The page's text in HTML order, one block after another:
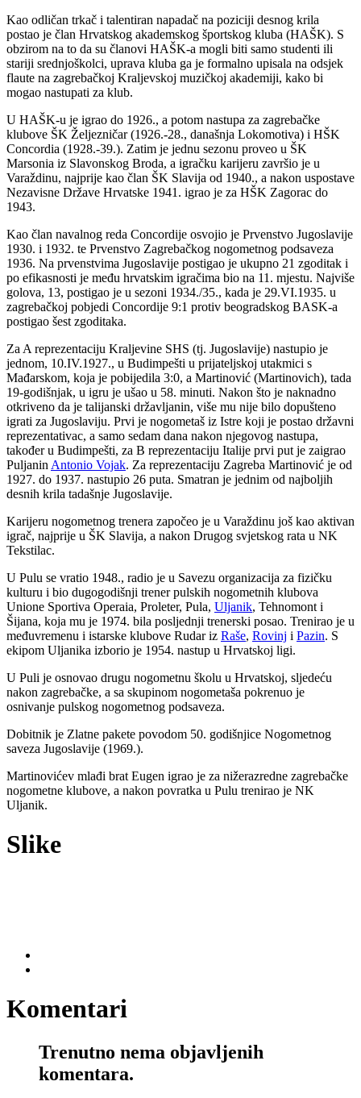
Kao odličan trkač i talentiran napadač na poziciji desnog krila
postao je član Hrvatskog akademskog športskog kluba (HAŠK). S
obzirom na to da su članovi HAŠK-a mogli biti samo studenti ili
stariji srednjoškolci, uprava kluba ga je formalno upisala na odsjek
flaute na zagrebačkoj Kraljevskoj muzičkoj akademiji, kako bi
mogao nastupati za klub.
U HAŠK-u je igrao do 1926., a potom nastupa za zagrebačke
klubove ŠK Željezničar (1926.-28., današnja Lokomotiva) i HŠK
Concordia (1928.-39.). Zatim je jednu sezonu proveo u ŠK
Marsonia iz Slavonskog Broda, a igračku karijeru završio je u
Varaždinu, najprije kao član ŠK Slavija od 1940., a nakon uspostave
Nezavisne Države Hrvatske 1941. igrao je za HŠK Zagorac do
1943.
Kao član navalnog reda Concordije osvojio je Prvenstvo Jugoslavije
1930. i 1932. te Prvenstvo Zagrebačkog nogometnog podsaveza
1936. Na prvenstvima Jugoslavije postigao je ukupno 21 zgoditak i
po efikasnosti je među hrvatskim igračima bio na 11. mjestu. Najviše
golova, 13, postigao je u sezoni 1934./35., kada je 29.VI.1935. u
zagrebačkoj pobjedi Concordije 9:1 protiv beogradskog BASK-a
postigao šest zgoditaka.
Za A reprezentaciju Kraljevine SHS (tj. Jugoslavije) nastupio je
jednom, 10.IV.1927., u Budimpešti u prijateljskoj utakmici s
Mađarskom, koja je pobijedila 3:0, a Martinović (Martinovich), tada
19-godišnjak, u igru je ušao u 58. minuti. Nakon što je naknadno
otkriveno da je talijanski državljanin, više mu nije bilo dopušteno
igrati za Jugoslaviju. Prvi je nogometaš iz Istre koji je postao državni
reprezentativac, a samo sedam dana nakon njegovog nastupa,
također u Budimpešti, za B reprezentaciju Italije prvi put je zaigrao
Puljanin Antonio Vojak. Za reprezentaciju Zagreba Martinović je od
1927. do 1937. nastupio 26 puta. Smatran je jednim od najboljih
desnih krila tadašnje Jugoslavije.
Karijeru nogometnog trenera započeo je u Varaždinu još kao aktivan
igrač, najprije u ŠK Slavija, a nakon Drugog svjetskog rata u NK
Tekstilac.
U Pulu se vratio 1948., radio je u Savezu organizacija za fizičku
kulturu i bio dugogodišnji trener pulskih nogometnih klubova
Unione Sportiva Operaia, Proleter, Pula, Uljanik, Tehnomont i
Šijana, koja mu je 1974. bila posljednji trenerski posao. Trenirao je u
međuvremenu i istarske klubove Rudar iz Raše, Rovinj i Pazin. S
ekipom Uljanika izborio je 1954. nastup u Hrvatskoj ligi.
U Puli je osnovao drugu nogometnu školu u Hrvatskoj, sljedeću
nakon zagrebačke, a sa skupinom nogometaša pokrenuo je
osnivanje pulskog nogometnog podsaveza.
Dobitnik je Zlatne pakete povodom 50. godišnjice Nogometnog
saveza Jugoslavije (1969.).
Martinovićev mlađi brat Eugen igrao je za nižerazredne zagrebačke
nogometne klubove, a nakon povratka u Pulu trenirao je NK
Uljanik.
Slike
Komentari
Trenutno nema objavljenih
komentara.